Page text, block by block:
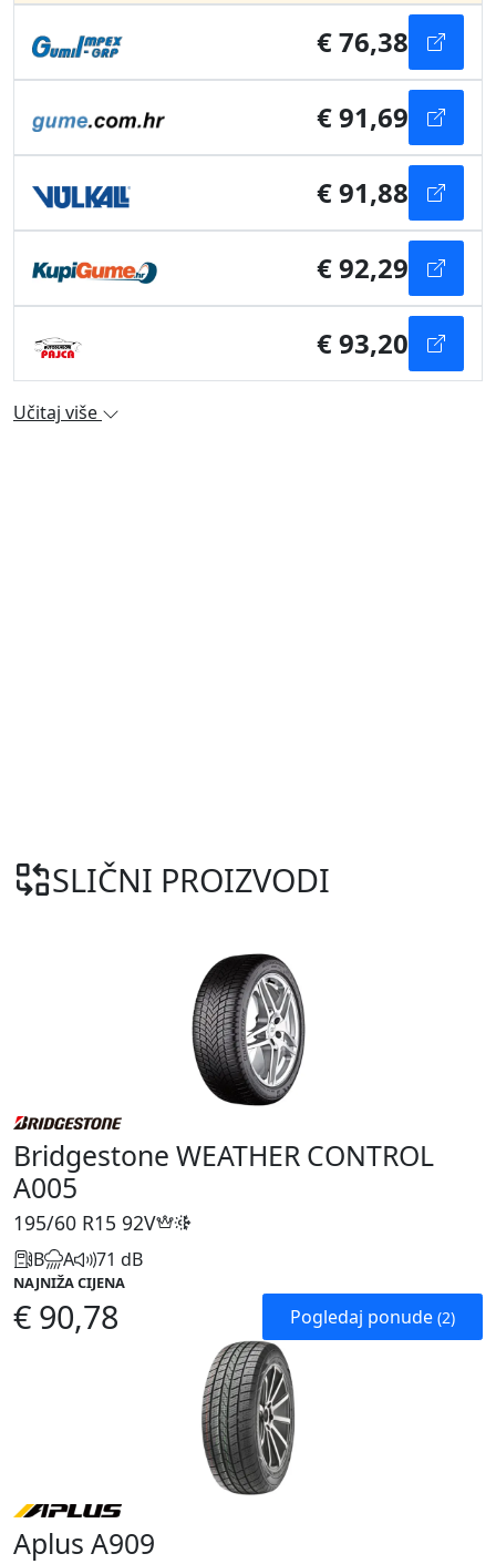
€ 76,38
€ 91,69
€ 91,88
€ 92,29
€ 93,20
Učitaj više
SLIČNI PROIZVODI
Bridgestone WEATHER CONTROL
A005
195/60 R15 92V
B A 71 dB
NAJNIŽA CIJENA
€ 90,78 Pogledaj ponude (2)
Aplus A909